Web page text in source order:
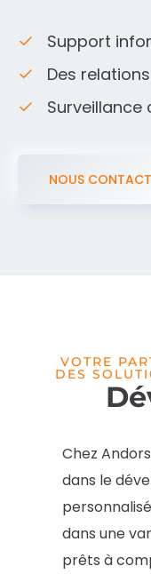
Support
Des
NOUS
VOTRE
DES
Chez
dans le
dans une
prêts à